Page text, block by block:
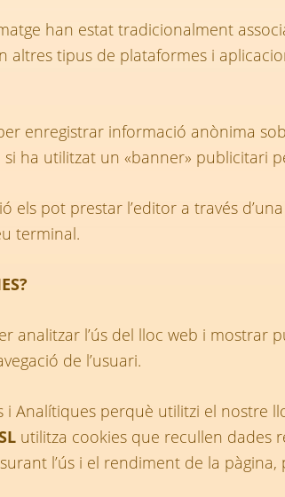
han estat tradicionalment
altres tipus de plataformes i
enregistrar informació anònima
ha utilitzat un «banner» publicitari
els pot prestar l’editor a través
terminal.
analitzar l’ús del lloc web i mostrar
de l’usuari.
i Analítiques perquè utilitzi el nostre
utilitza cookies que recullen dades
l’ús i el rendiment de la